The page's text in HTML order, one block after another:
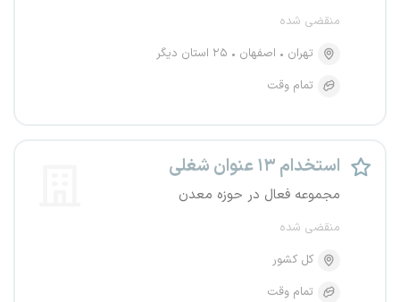
منقضی شده
تهران
اصفهان
۲۵ استان دیگر
تمام وقت
استخدام ۱۳ عنوان شغلی
مجموعه فعال در حوزه معدن
منقضی شده
کل کشور
تمام وقت